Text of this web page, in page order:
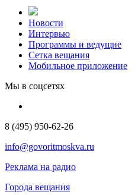
Новости
Интервью
Программы и ведущие
Сетка вещания
Мобильное приложение
Мы в соцсетях
8 (495) 950-62-26
info@govoritmoskva.ru
Реклама на радио
Города вещания